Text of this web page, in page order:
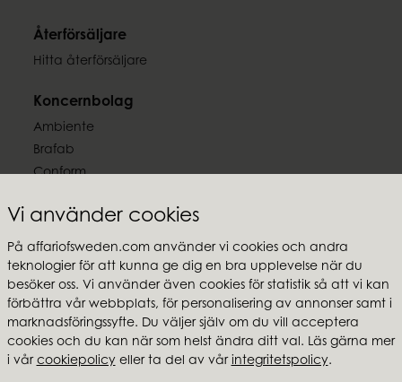
Vi använder cookies
På affariofsweden.com använder vi cookies och andra
teknologier för att kunna ge dig en bra upplevelse när du
besöker oss. Vi använder även cookies för statistik så att vi kan
förbättra vår webbplats, för personalisering av annonser samt i
marknadsföringssyfte. Du väljer själv om du vill acceptera
cookies och du kan när som helst ändra ditt val. Läs gärna mer
i vår cookiepolicyeller ta del av vår integritetspolicy.
Återförsäljare
Hitta återförsäljare
Koncernbolag
Ambiente
Brafab
Conform
MTI
Följ oss
Affari of Sweden